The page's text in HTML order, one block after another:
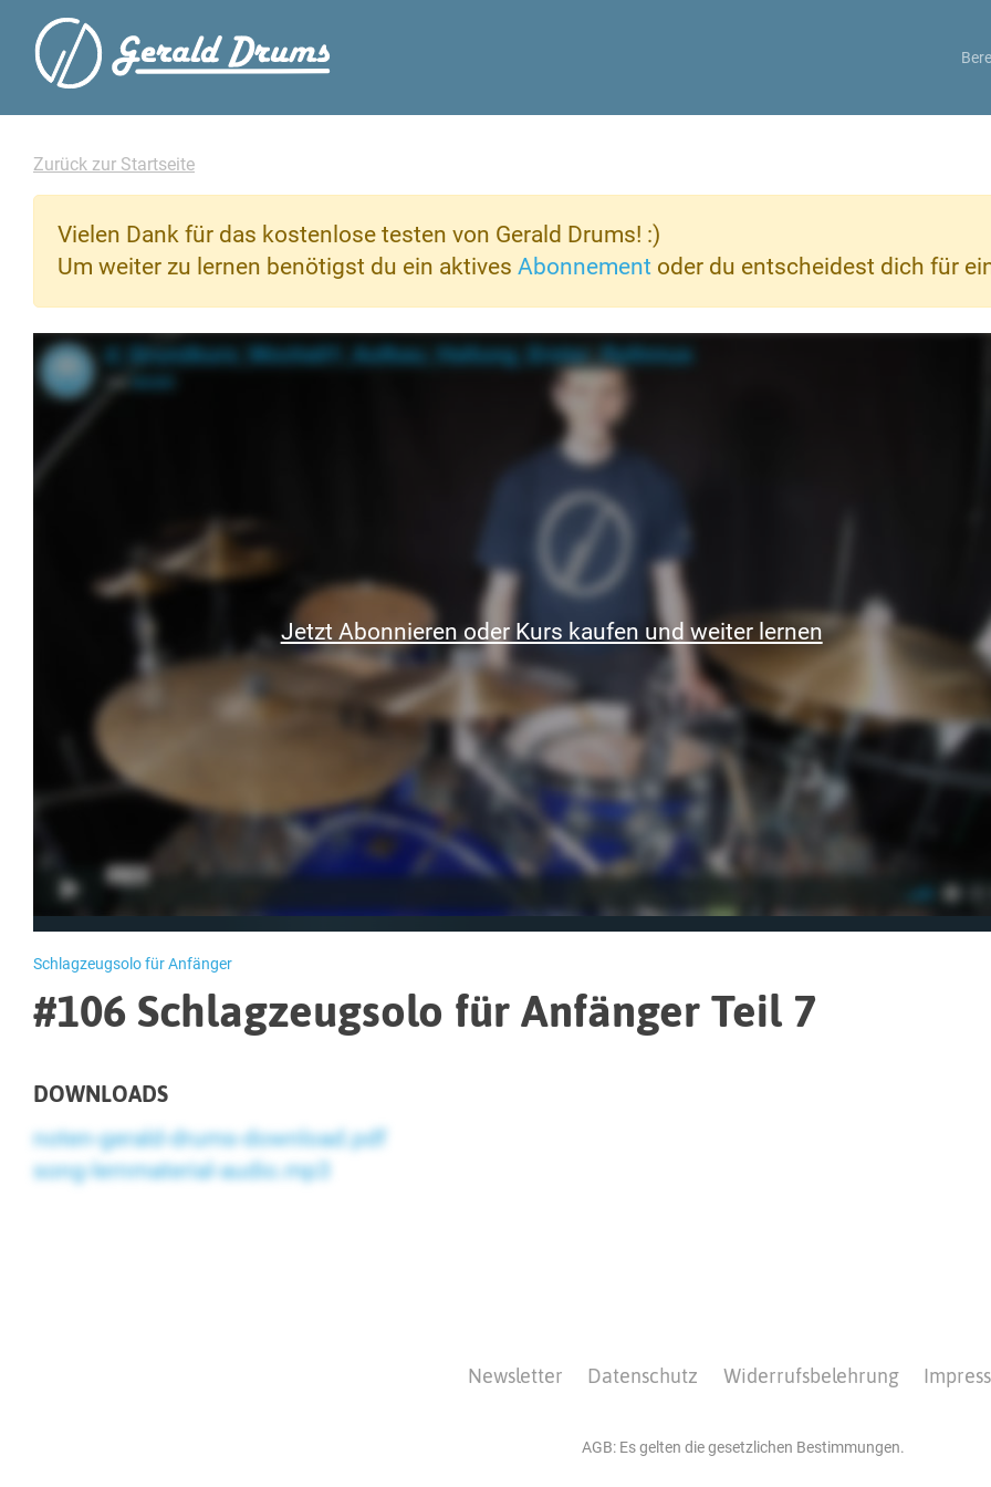
Zurück zur Startseite
Vielen Dank für das kostenlose testen von Gerald Drums! :)
Um weiter zu lernen benötigst du ein aktives Abonnement oder du entscheidest dich für
Jetzt Abonnieren oder Kurs kaufen und weiter lernen
Schlagzeugsolo für Anfänger
#106 Schlagzeugsolo für Anfänger Teil 7
DOWNLOADS
noten-gerald-drums-download.pdf
song-lernmaterial-audio.mp3
Newsletter Datenschutz Widerrufsbelehrung
AGB: Es gelten die gesetzlichen Bestimmungen.